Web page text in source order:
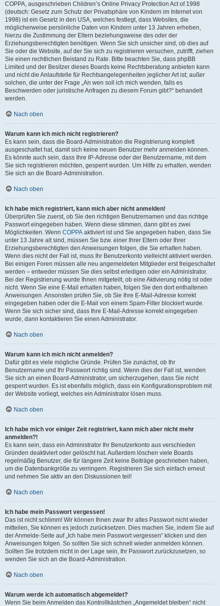
COPPA, ausgeschrieben Children’s Online Privacy Protection Act of 1998
(deutsch: Gesetz zum Schutz der Privatsphäre von Kindern im Internet von
1998) ist ein Gesetz in den USA, welches festlegt, dass Websites, die
möglicherweise persönliche Daten von Kindern unter 13 Jahren erheben,
hierzu die Zustimmung der Eltern beziehungsweise des oder der
Erziehungsberechtigten benötigen. Wenn Sie sich unsicher sind, ob dies auf
Sie oder die Website, auf der Sie sich zu registrieren versuchen, zutrifft, ziehen
Sie einen rechtlichen Beistand zu Rate. Bitte beachten Sie, dass phpBB
Limited und der Besitzer dieses Boards keine Rechtsberatung anbieten kann
und nicht die Anlaufstelle für Rechtsangelegenheiten jeglicher Art ist; außer
solchen, die unter der Frage „An wen soll ich mich wenden, falls es
Beschwerden oder juristische Anfragen zu diesem Forum gibt?“ behandelt
werden.
Nach oben
Warum kann ich mich nicht registrieren?
Es kann sein, dass die Board-Administration die Registrierung komplett
ausgeschaltet hat, damit sich keine neuen Benutzer mehr anmelden können.
Es könnte auch sein, dass Ihre IP-Adresse oder der Benutzername, mit dem
Sie sich registrieren möchten, gesperrt wurden. Um Hilfe zu erhalten, wenden
Sie sich an die Board-Administration.
Nach oben
Ich habe mich registriert, kann mich aber nicht anmelden!
Überprüfen Sie zuerst, ob Sie den richtigen Benutzernamen und das richtige
Passwort eingegeben haben. Wenn diese stimmen, dann gibt es zwei
Möglichkeiten. Wenn COPPA aktiviert ist und Sie angegeben haben, dass Sie
unter 13 Jahre alt sind, müssen Sie bzw. einer Ihrer Eltern oder Ihrer
Erziehungsberechtigten den Anweisungen folgen, die Sie erhalten haben.
Wenn dies nicht der Fall ist, muss Ihr Benutzerkonto vielleicht aktiviert werden.
Bei einigen Foren müssen alle neu angemeldeten Mitglieder erst freigeschaltet
werden – entweder müssen Sie dies selbst erledigen oder ein Administrator.
Bei der Registrierung wurde Ihnen mitgeteilt, ob eine Aktivierung nötig ist oder
nicht. Wenn Sie eine E-Mail erhalten haben, folgen Sie den dort enthaltenen
Anweisungen. Ansonsten prüfen Sie, ob Sie Ihre E-Mail-Adresse korrekt
eingegeben haben oder die E-Mail von einem Spam-Filter blockiert wurde.
Wenn Sie sich sicher sind, dass Ihre E-Mail-Adresse korrekt eingegeben
wurde, dann kontaktieren Sie einen Administrator.
Nach oben
Warum kann ich mich nicht anmelden?
Dafür gibt es viele mögliche Gründe. Prüfen Sie zunächst, ob Ihr
Benutzername und Ihr Passwort richtig sind. Wenn dies der Fall ist, wenden
Sie sich an einen Board-Administrator, um sicherzugehen, dass Sie nicht
gesperrt wurden. Es ist ebenfalls möglich, dass ein Konfigurationsproblem mit
der Website vorliegt, welches ein Administrator lösen muss.
Nach oben
Ich habe mich vor einiger Zeit registriert, kann mich aber nicht mehr
anmelden?!
Es kann sein, dass ein Administrator Ihr Benutzerkonto aus verschieden
Gründen deaktiviert oder gelöscht hat. Außerdem löschen viele Boards
regelmäßig Benutzer, die für längere Zeit keine Beiträge geschrieben haben,
um die Datenbankgröße zu verringern. Registrieren Sie sich einfach erneut
und nehmen Sie aktiv an den Diskussionen teil!
Nach oben
Ich habe mein Passwort vergessen!
Das ist nicht schlimm! Wir können Ihnen zwar Ihr altes Passwort nicht wieder
mitteilen, Sie können es jedoch zurücksetzen. Dies machen Sie, indem Sie auf
der Anmelde-Seite auf „Ich habe mein Passwort vergessen“ klicken und den
Anweisungen folgen. So sollten Sie sich schnell wieder anmelden können.
Sollten Sie trotzdem nicht in der Lage sein, Ihr Passwort zurückzusetzen, so
wenden Sie sich an die Board-Administration.
Nach oben
Warum werde ich automatisch abgemeldet?
Wenn Sie beim Anmelden das Kontrollkästchen „Angemeldet bleiben“ nicht